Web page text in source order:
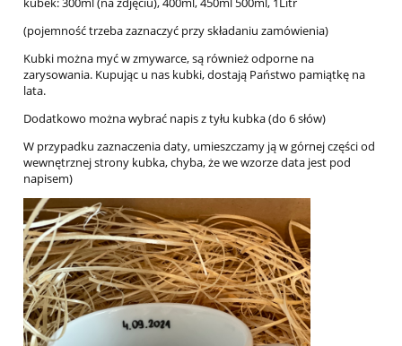
(pojemność trzeba zaznaczyć przy składaniu zamówienia)
Kubki można myć w zmywarce, są również odporne na
zarysowania. Kupując u nas kubki, dostają Państwo pamiątkę na
lata.
Dodatkowo można wybrać napis z tyłu kubka (do 6 słów)
W przypadku zaznaczenia daty, umieszczamy ją w górnej części od
wewnętrznej strony kubka, chyba, że we wzorze data jest pod
napisem)